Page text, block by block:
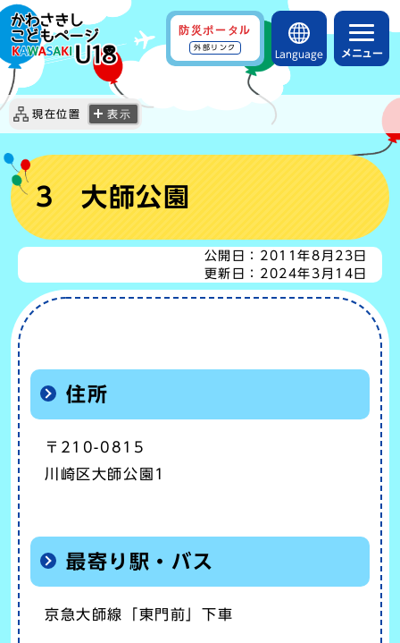
防災ポータル
外部リンク
Language メニュー
現在位置 表示
3 大師公園
公開日： 2011年8月23日
更新日： 2024年3月14日
住所
〒210-0815
川崎区大師公園1
最寄り駅・バス
京急大師線「東門前」下車